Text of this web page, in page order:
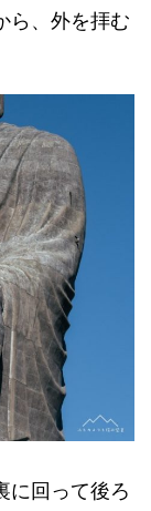
ら、外を拝む
に回って後ろ